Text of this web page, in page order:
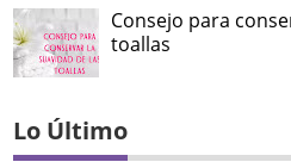
Consejo para
toallas
Lo Último